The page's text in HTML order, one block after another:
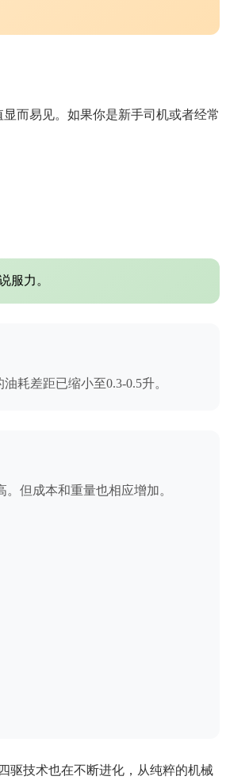
而易见。如果你是新手司机或者经常
服力。
耗差距已缩小至0.3-0.5升。
但成本和重量也相应增加。
驱技术也在不断进化，从纯粹的机械